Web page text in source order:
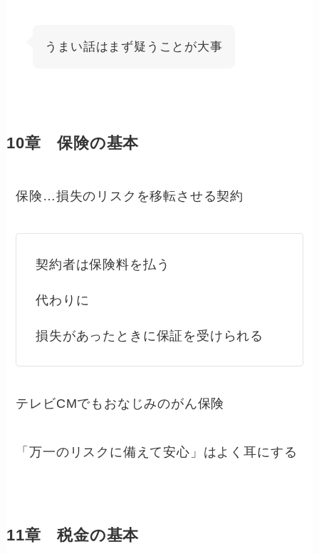
うまい話はまず疑うことが大事
10章 保険の基本
保険…損失のリスクを移転させる契約
契約者は保険料を払う
代わりに
損失があったときに保証を受けられる
テレビCMでもおなじみのがん保険
「万一のリスクに備えて安心」はよく耳にする
11章 税金の基本